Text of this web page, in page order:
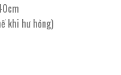
khi hư hỏng)